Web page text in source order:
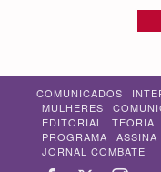
COMUNICADOS
MULHERES
EDITORIAL
TEORIA
PROGRAMA
ASSINA
JORNAL COMBATE